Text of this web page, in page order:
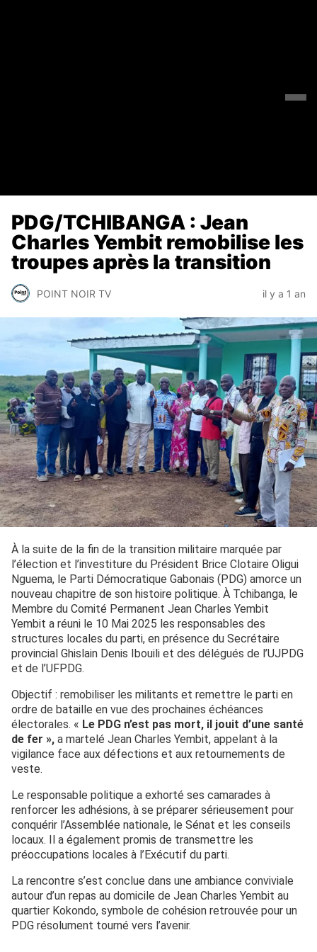
PDG/TCHIBANGA : Jean
Charles Yembit remobilise les
troupes après la transition
POINT NOIR TV il y a 1 an
À la suite de la fin de la transition militaire marquée par
l’élection et l’investiture du Président Brice Clotaire Oligui
Nguema, le Parti Démocratique Gabonais (PDG) amorce un
nouveau chapitre de son histoire politique. À Tchibanga, le
Membre du Comité Permanent Jean Charles Yembit
Yembit a réuni le 10 Mai 2025 les responsables des
structures locales du parti, en présence du Secrétaire
provincial Ghislain Denis Ibouili et des délégués de l’UJPDG
et de l’UFPDG.
Objectif : remobiliser les militants et remettre le parti en
ordre de bataille en vue des prochaines échéances
électorales. « Le PDG n’est pas mort, il jouit d’une santé
de fer », a martelé Jean Charles Yembit, appelant à la
vigilance face aux défections et aux retournements de
veste.
Le responsable politique a exhorté ses camarades à
renforcer les adhésions, à se préparer sérieusement pour
conquérir l’Assemblée nationale, le Sénat et les conseils
locaux. Il a également promis de transmettre les
préoccupations locales à l’Exécutif du parti.
La rencontre s’est conclue dans une ambiance conviviale
autour d’un repas au domicile de Jean Charles Yembit au
quartier Kokondo, symbole de cohésion retrouvée pour un
PDG résolument tourné vers l’avenir.